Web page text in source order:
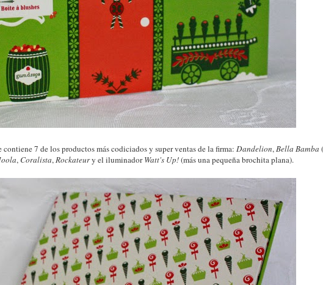
contiene 7 de los productos más codiciados y super ventas de la firma: Dandelion,Bella Bamba
, Coralista,Rockateury el iluminadorWatt's Up!(más una pequeña brochita plana).